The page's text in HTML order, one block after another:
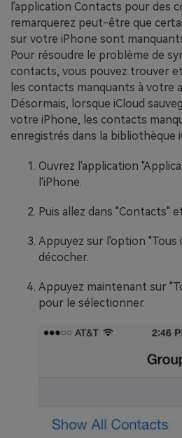
l'application Contacts pour des
remarquerez peut-être que
sur votre iPhone sont
Pour résoudre le problème de
contacts, vous pouvez trouver
les contacts manquants à votre
Désormais, lorsque iCloud
votre iPhone, les contacts
enregistrés dans la bibliothèque
Ouvrez l'application
l'iPhone.
Puis allez dans "Contacts"
Appuyez sur l'option "Tous
décocher.
Appuyez maintenant sur
pour le sélectionner.